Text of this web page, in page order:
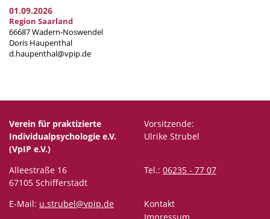
01.09.2026
Region Saarland
66687 Wadern-Noswendel
Doris Haupenthal
d.haupenthal@vpip.de
Verein für praktizierte
Individualpsychologie e.V.
(VpIP e.V.)
Vorsitzende:
Ulrike Strubel
Alleestraße 16
67105 Schifferstadt
Tel.: 06235 - 77 07
E-Mail: u.strubel@vpip.de
Kontakt